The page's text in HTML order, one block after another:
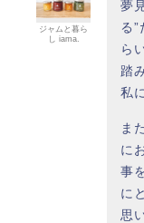
ジャムと暮ら
し iama.
夢
る
ら
踏
私
ま
に
事
に
思